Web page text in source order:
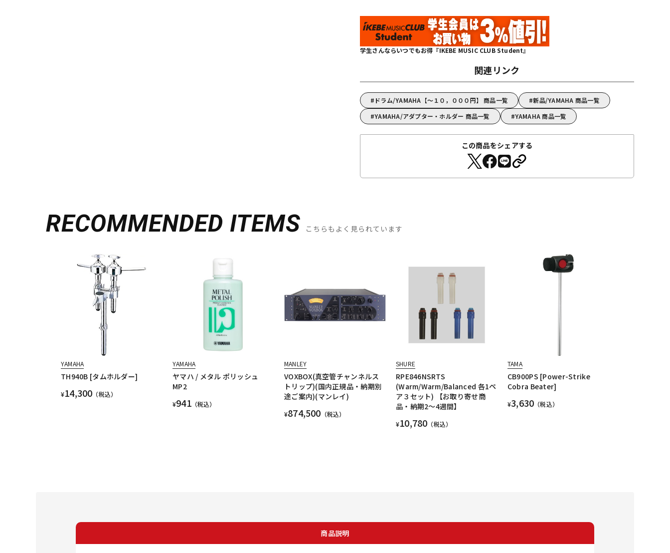
学生さんならいつでもお得『IKEBE MUSIC CLUB Student』
関連リンク
ドラム/YAMAHA【～１０，０００円】 商品一覧
新品/YAMAHA 商品一覧
YAMAHA/アダプター・ホルダー 商品一覧
YAMAHA 商品一覧
この商品をシェアする
RECOMMENDED ITEMS こちらもよく見られています
YAMAHA
TH940B [タムホルダー]
¥14,300 （税込）
YAMAHA
ヤマハ / メタル ポリッシュ
MP2
¥941（税込）
MANLEY
VOXBOX(真空管チャンネルス
トリップ)(国内正規品・納期別
途ご案内)(マンレイ)
¥874,500 （税込）
SHURE
RPE846NSRTS
(Warm/Warm/Balanced 各1ペ
ア３セット) 【お取り寄せ商
品・納期2～4週間】
¥10,780 （税込）
TAMA
CB900PS [Power-Strike
Cobra Beater]
¥3,630 （税込）
商品説明